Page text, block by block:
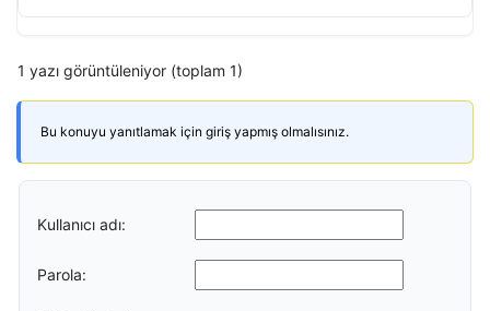
1 yazı görüntüleniyor (toplam 1)
Bu konuyu yanıtlamak için giriş yapmış olmalısınız.
Kullanıcı adı:
Parola: